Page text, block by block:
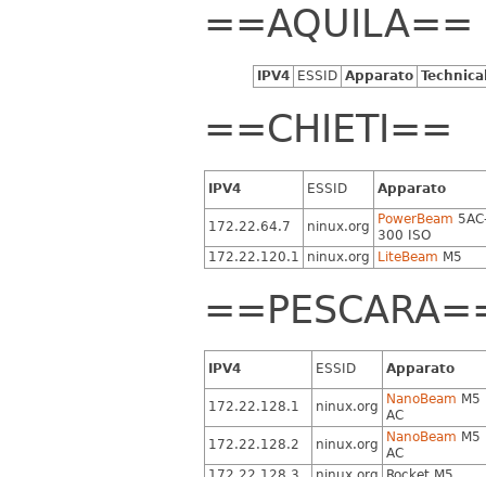
==AQUILA==
IPV4 ESSID Apparato
==CHIETI==
IPV4 ESSID Apparato
172.22.64.7 ninux.org PowerBeam
300 ISO
172.22.120.1
ninux.org LiteBeam M5
IPV4 ESSID Apparato
172.22.128.1 ninux.org NanoBeam M5
AC
172.22.128.2
ninux.org NanoBeam M5
AC